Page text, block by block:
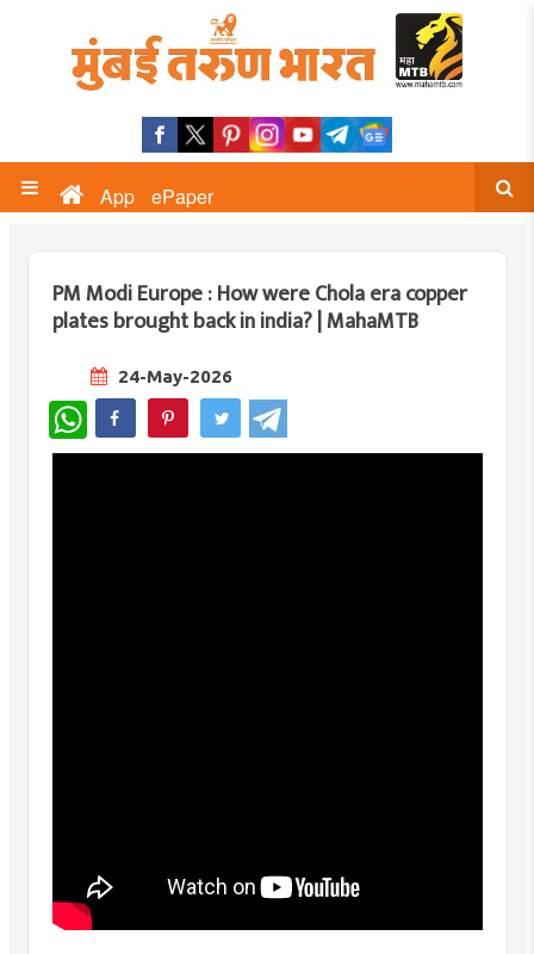
App ePaper
PM Modi Europe : How were Chola era copper
plates brought back in india? | MahaMTB
24-May-2026
WhatsApp